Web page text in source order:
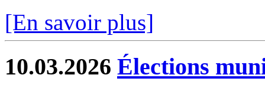
[En savoir plus]
10.03.2026 Élections